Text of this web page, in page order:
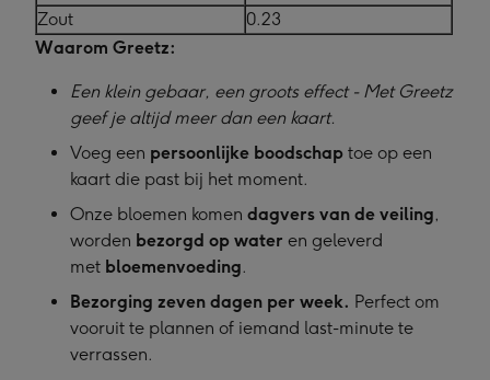
Zout
0.23
Waarom Greetz:
Een klein gebaar, een groots effect - Met Greetz
geef je altijd meer dan een kaart.
Voeg een persoonlijke boodschap toe op een
kaart die past bij het moment.
Onze bloemen komen dagvers van de veiling,
worden bezorgd op water en geleverd
met bloemenvoeding.
Bezorging zeven dagen per week. Perfect om
vooruit te plannen of iemand last-minute te
verrassen.